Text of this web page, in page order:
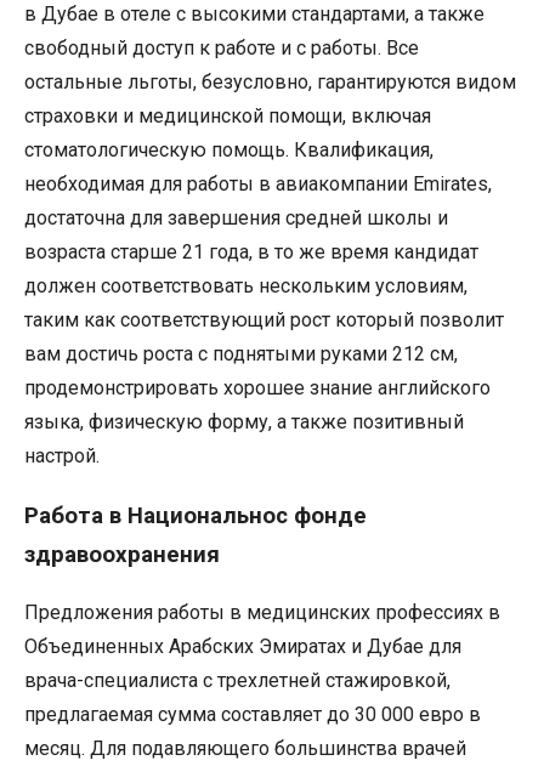
в Дубае в отеле с высокими стандартами, а также
свободный доступ к работе и с работы. Все
остальные льготы, безусловно, гарантируются видом
страховки и медицинской помощи, включая
стоматологическую помощь. Квалификация,
необходимая для работы в авиакомпании Emirates,
достаточна для завершения средней школы и
возраста старше 21 года, в то же время кандидат
должен соответствовать нескольким условиям,
таким как соответствующий рост который позволит
вам достичь роста с поднятыми руками 212 см,
продемонстрировать хорошее знание английского
языка, физическую форму, а также позитивный
настрой.
Работа в Национальнос фонде
здравоохранения
Предложения работы в медицинских профессиях в
Объединенных Арабских Эмиратах и ​​Дубае для
врача-специалиста с трехлетней стажировкой,
предлагаемая сумма составляет до 30 000 евро в
месяц. Для подавляющего большинства врачей